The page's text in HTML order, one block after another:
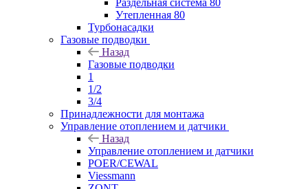
Раздельная система 80
Утепленная 80
Турбонасадки
Газовые подводки
Назад
Газовые подводки
1
1/2
3/4
Принадлежности для монтажа
Управление отоплением и датчики
Назад
Управление отоплением и датчики
POER/CEWAL
Viessmann